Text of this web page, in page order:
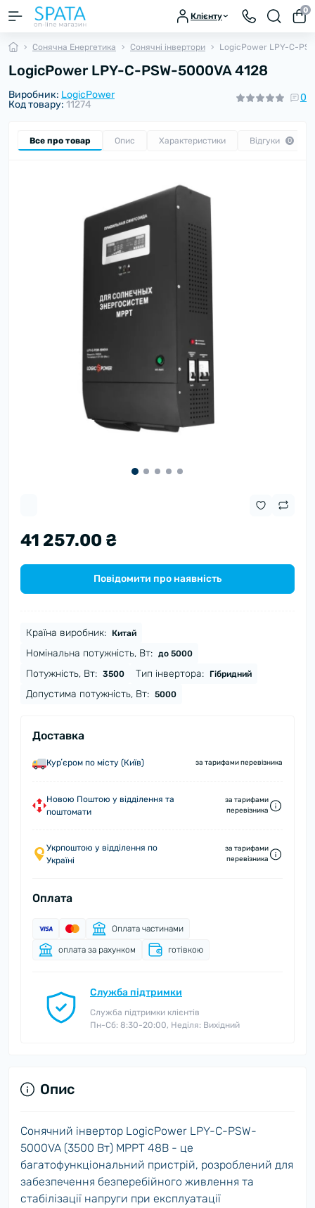
Клієнту
0
Сонячна Енергетика Сонячні інвертори LogicPower LPY-С-
LogicPower LPY-С-PSW-5000VA 4128
Виробник: LogicPower
Код товару: 11274
0
Все про товар Опис Характеристики Відгуки 0
41 257.00 ₴
Повідомити про наявність
Країна виробник: Китай
Номінальна потужність, Вт: до 5000
Потужність, Вт: 3500 Тип інвертора: Гібридний
Допустима потужність, Вт: 5000
Доставка
Курʼєром по місту (Київ) за тарифами перевізника
Новою Поштою у відділення та
поштомати
за тарифами
перевізника
Укрпоштою у відділення по
Україні
за тарифами
перевізника
Оплата
Оплата частинами
оплата за рахунком готівкою
Служба підтримки
Служба підтримки клієнтів
Пн-Сб: 8:30-20:00, Неділя: Вихідний
Опис
Сонячний інвертор LogicPower LPY-С-PSW-
5000VA (3500 Вт) MPPT 48В - це
багатофункціональний пристрій, розроблений для
забезпечення безперебійного живлення та
стабілізації напруги при експлуатації